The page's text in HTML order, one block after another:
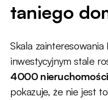
taniego
Skala
inwestycyjnym stale
4000
pokazuje, że nie jest